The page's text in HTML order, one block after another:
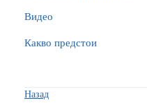
Видео
Какво предстои
Назад